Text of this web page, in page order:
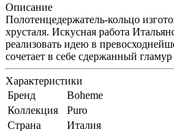
Описание
Полотенцедержатель-кольцо
хрусталя. Искусная работа
реализовать идею в
сочетает в себе сдержанный
Характеристики
Бренд
Boheme
Коллекция
Puro
Страна
Италия